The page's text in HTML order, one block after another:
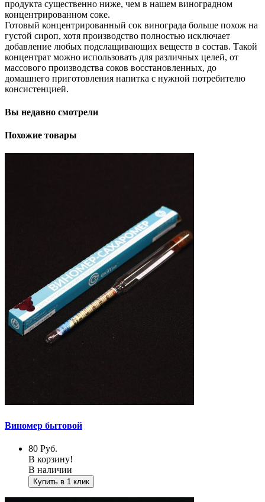
продукта существенно ниже, чем в нашем виноградном
концентрированном соке.
Готовый концентрированный сок винограда больше похож на
густой сироп, хотя производство полностью исключает
добавление любых подслащивающих веществ в состав. Такой
концентрат можно использовать для различных целей, от
массового производства соков восстановленных, до
домашнего приготовления напитка с нужной потребителю
консистенцией.
Вы недавно смотрели
Похожие товары
Виномер бытовой
80 Руб.
В корзину!
В наличии
Купить в 1 клик